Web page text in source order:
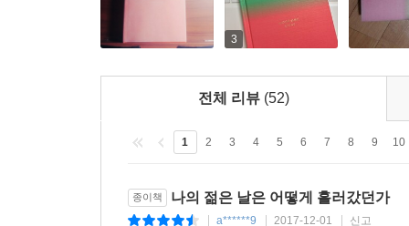
3
전체 리뷰 (52)
1 2 3 4 5 6 7 8 9 10
종이책 나의 젊은 날은 어떻게 흘러갔던가
a******9 2017-12-01 신고